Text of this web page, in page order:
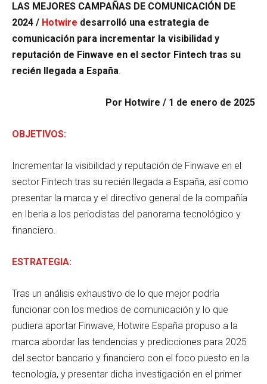
LAS MEJORES CAMPAÑAS DE COMUNICACIÓN DE
2024 / Hotwire desarrolló una estrategia de
comunicación para incrementar la visibilidad y
reputación de Finwave en el sector Fintech tras su
recién llegada a España.
Por Hotwire / 1 de enero de 2025
OBJETIVOS:
Incrementar la visibilidad y reputación de Finwave en el
sector Fintech tras su recién llegada a España, así como
presentar la marca y el directivo general de la compañía
en Iberia a los periodistas del panorama tecnológico y
financiero.
ESTRATEGIA:
Tras un análisis exhaustivo de lo que mejor podría
funcionar con los medios de comunicación y lo que
pudiera aportar Finwave, Hotwire España propuso a la
marca abordar las tendencias y predicciones para 2025
del sector bancario y financiero con el foco puesto en la
tecnología, y presentar dicha investigación en el primer